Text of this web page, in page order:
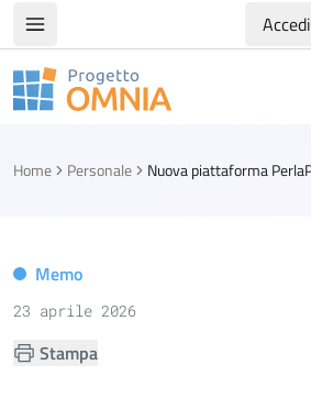
Apri/chiudi menù di navigazioneAccedi
Progetto Omnia
Home Personale
Memo
23 aprile 2026
Stampa